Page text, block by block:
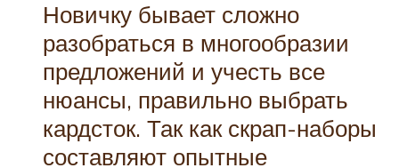
Новичку бывает сложно
разобраться в многообразии
предложений и учесть все
нюансы, правильно выбрать
кардсток. Так как скрап-наборы
составляют опытные